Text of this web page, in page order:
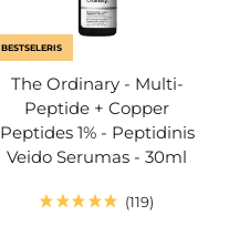
BESTSELERIS
The Ordinary - Multi-
Peptide + Copper
Peptides 1% - Peptidinis
Veido Serumas - 30ml
119